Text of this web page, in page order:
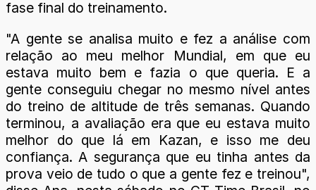
fase final do treinamento.
"A gente se analisa muito e fez a análise com
relação ao meu melhor Mundial, em que eu
estava muito bem e fazia o que queria. E a
gente conseguiu chegar no mesmo nível antes
do treino de altitude de três semanas. Quando
terminou, a avaliação era que eu estava muito
melhor do que lá em Kazan, e isso me deu
confiança. A segurança que eu tinha antes da
prova veio de tudo o que a gente fez e treinou",